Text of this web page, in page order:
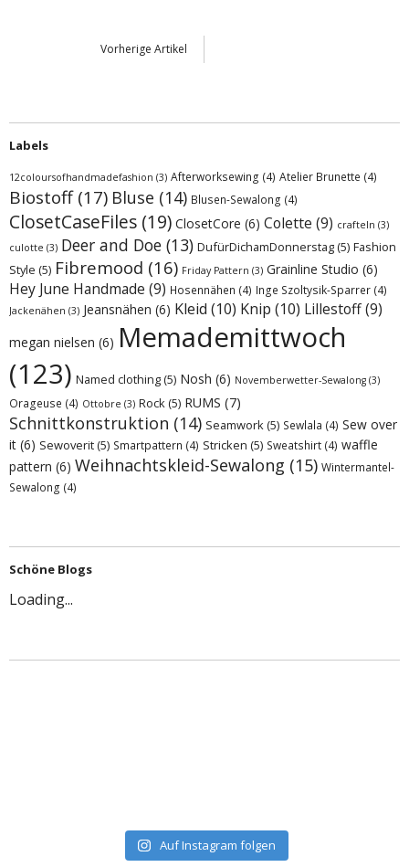
Vorherige Artikel
Labels
12coloursofhandmadefashion (3) Afterworksewing (4) Atelier Brunette (4)
Biostoff(17) Bluse (14) Blusen-Sewalong (4)
ClosetCaseFiles (19) ClosetCore (6) Colette (9) crafteln (3)
culotte (3) Deer and Doe (13) DufürDichamDonnerstag (5) Fashion
Style (5) Fibremood (16) Friday Pattern (3) Grainline Studio (6)
Hey June Handmade (9) Hosennähen (4) Inge Szoltysik-Sparrer (4)
Jackenähen (3) Jeansnähen (6) Kleid (10) Knip (10) Lillestoff(9)
megan nielsen (6) Memademittwoch
(123) Named clothing (5) Nosh (6) Novemberwetter-Sewalong (3)
Orageuse (4) Ottobre (3) Rock (5) RUMS (7)
Schnittkonstruktion (14) Seamwork (5) Sewlala (4) Sew over
it (6) Sewoverit (5) Smartpattern (4) Stricken (5) Sweatshirt (4) waffle
pattern (6) Weihnachtskleid-Sewalong (15) Wintermantel-
Sewalong (4)
Schöne Blogs
Loading...
Auf Instagram folgen